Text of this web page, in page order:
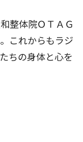
整体院ＯＴＡＧ
これからもラジ
ちの身体と心を